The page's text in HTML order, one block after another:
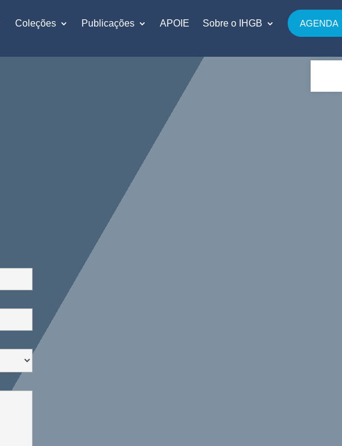
Abrir
Coleções Publicações APOIE Sobre o IHGB AGENDA